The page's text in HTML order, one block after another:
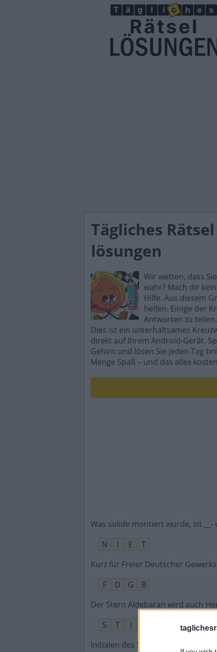
Tägliches
lösungen
Wir wetten, dass
wahr? Mach dir
Hilfe. Aus diesem
helfen. Einige der
Antworten zu teilen.
Dies ist ein unterhaltsames
direkt auf Ihrem Android-Gerät.
Gehirn und lösen Sie jeden Tag
Menge Spaß – und das alles
Was solide montiert wurde, ist __-
N
I E
T
Kurz für Freier Deutscher
F
D G
B
Der Stern Aldebaran wird auch
S
T I
Initialen des Schauspielers Ganz